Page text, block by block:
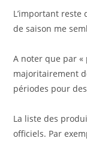
L’important
de saison me
A noter que par
majoritairement
périodes pour
La liste des
officiels. Par